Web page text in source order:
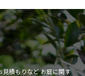
見積もりなどお庭に関す